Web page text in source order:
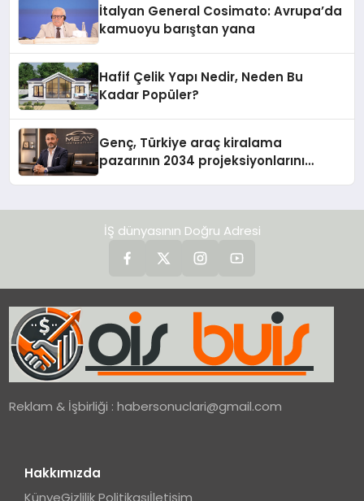
İtalyan General Cosimato: Avrupa’da
kamuoyu barıştan yana
Hafif Çelik Yapı Nedir, Neden Bu
Kadar Popüler?
Genç, Türkiye araç kiralama
pazarının 2034 projeksiyonlarını
İŞ dünyasının Doğru Adresi
Reklam & İşbirliği :habersonuclari@gmail.com
Hakkımızda
KünyeGizlilik Politikasıİletişim